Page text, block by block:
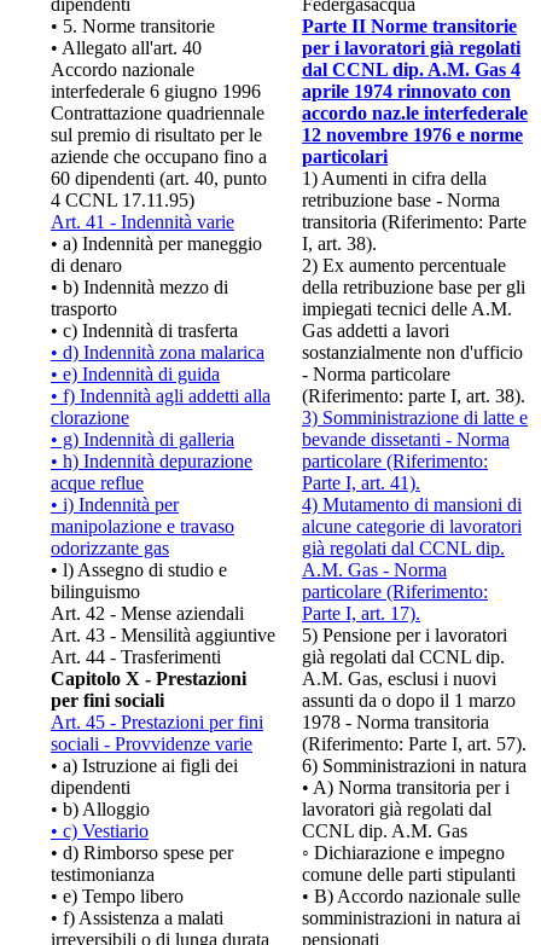
• 5. Norme transitorie
• Allegato all'art. 40
Accordo nazionale
interfederale 6 giugno 1996
Contrattazione quadriennale
sul premio di risultato per le
aziende che occupano fino a
60 dipendenti (art. 40, punto
4 CCNL 17.11.95)
Art. 41 - Indennità varie
• a) Indennità per maneggio
di denaro
• b) Indennità mezzo di
trasporto
• c) Indennità di trasferta
• d) Indennità zona malarica
• e) Indennità di guida
• f) Indennità agli addetti alla
clorazione
• g) Indennità di galleria
• h) Indennità depurazione
acque reflue
• i) Indennità per
manipolazione e travaso
odorizzante gas
• l) Assegno di studio e
bilinguismo
Art. 42 - Mense aziendali
Art. 43 - Mensilità aggiuntive
Art. 44 - Trasferimenti
Capitolo X - Prestazioni
per fini sociali
Art. 45 - Prestazioni per fini
sociali - Provvidenze varie
• a) Istruzione ai figli dei
dipendenti
• b) Alloggio
• c) Vestiario
• d) Rimborso spese per
testimonianza
• e) Tempo libero
• f) Assistenza a malati
irreversibili o di lunga durata
Parte II Norme transitorie
per i lavoratori già regolati
dal CCNL dip. A.M. Gas 4
aprile 1974 rinnovato con
accordo naz.le interfederale
12 novembre 1976 e norme
particolari
1) Aumenti in cifra della
retribuzione base - Norma
transitoria (Riferimento: Parte
I, art. 38).
2) Ex aumento percentuale
della retribuzione base per gli
impiegati tecnici delle A.M.
Gas addetti a lavori
sostanzialmente non d'ufficio
- Norma particolare
(Riferimento: parte I, art. 38).
3) Somministrazione di latte e
bevande dissetanti - Norma
particolare (Riferimento:
Parte I, art. 41).
4) Mutamento di mansioni di
alcune categorie di lavoratori
già regolati dal CCNL dip.
A.M. Gas - Norma
particolare (Riferimento:
Parte I, art. 17).
5) Pensione per i lavoratori
già regolati dal CCNL dip.
A.M. Gas, esclusi i nuovi
assunti da o dopo il 1 marzo
1978 - Norma transitoria
(Riferimento: Parte I, art. 57).
6) Somministrazioni in natura
• A) Norma transitoria per i
lavoratori già regolati dal
CCNL dip. A.M. Gas
◦ Dichiarazione e impegno
comune delle parti stipulanti
• B) Accordo nazionale sulle
somministrazioni in natura ai
pensionati